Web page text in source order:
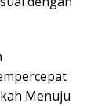
Menuju